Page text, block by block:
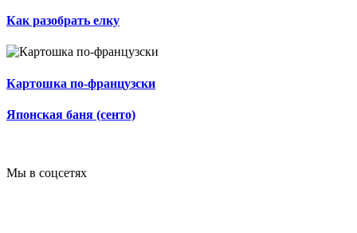
Как разобрать елку
Картошка по-французски
Японская баня (сенто)
Мы в соцсетях